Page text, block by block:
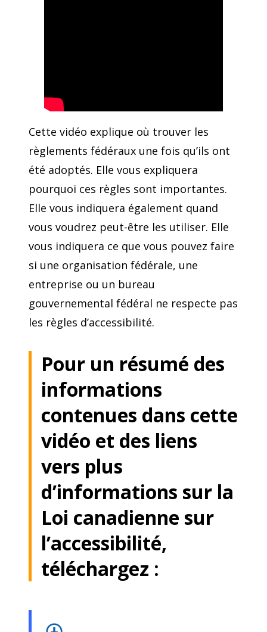
Cette vidéo explique où trouver les
règlements fédéraux une fois qu’ils ont
été adoptés. Elle vous expliquera
pourquoi ces règles sont importantes.
Elle vous indiquera également quand
vous voudrez peut-être les utiliser. Elle
vous indiquera ce que vous pouvez faire
si une organisation fédérale, une
entreprise ou un bureau
gouvernemental fédéral ne respecte pas
les règles d’accessibilité.
Pour un résumé des
informations
contenues dans cette
vidéo et des liens
vers plus
d’informations sur la
Loi canadienne sur
l’accessibilité,
téléchargez :